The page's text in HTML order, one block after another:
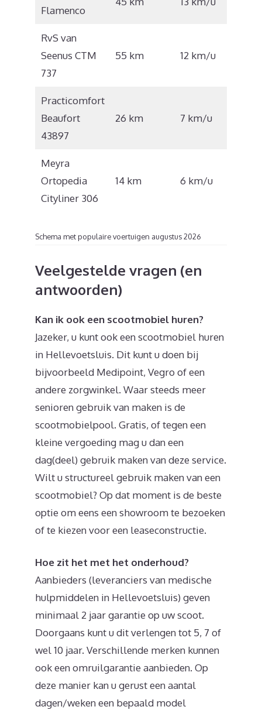
Flamenco
RvS van
Seenus CTM
737
55 km 12 km/u
Practicomfort
Beaufort
43897
26 km 7 km/u
Meyra
Ortopedia
Cityliner 306
14 km 6 km/u
Schema met populaire voertuigen augustus 2026
Veelgestelde vragen (en
antwoorden)
Kan ik ook een scootmobiel huren?
Jazeker, u kunt ook een scootmobiel huren
in Hellevoetsluis. Dit kunt u doen bij
bijvoorbeeld Medipoint, Vegro of een
andere zorgwinkel. Waar steeds meer
senioren gebruik van maken is de
scootmobielpool. Gratis, of tegen een
kleine vergoeding mag u dan een
dag(deel) gebruik maken van deze service.
Wilt u structureel gebruik maken van een
scootmobiel? Op dat moment is de beste
optie om eens een showroom te bezoeken
of te kiezen voor een leaseconstructie.
Hoe zit het met het onderhoud?
Aanbieders (leveranciers van medische
hulpmiddelen in Hellevoetsluis) geven
minimaal 2 jaar garantie op uw scoot.
Doorgaans kunt u dit verlengen tot 5, 7 of
wel 10 jaar. Verschillende merken kunnen
ook een omruilgarantie aanbieden. Op
deze manier kan u gerust een aantal
dagen/weken een bepaald model